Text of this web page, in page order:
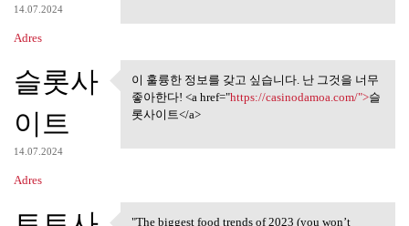
14.07.2024
Adres
슬롯사
이트
14.07.2024
Adres
이 훌륭한 정보를 갖고 싶습니다.
난 그것을 너무
이 훌륭한 정보를 갖고 싶습니다. 난 그것을 너무
좋아한다! <a href="https://casinodamoa.com/">슬
롯사이트</a>
"The biggest food trends of 2023 (you won’t